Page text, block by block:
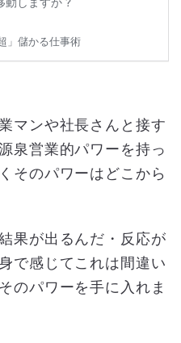
マンや社長さんと接す
泉営業的パワーを持っ
そのパワーはどこから
果が出るんだ・反応が
で感じてこれは間違い
のパワーを手に入れま